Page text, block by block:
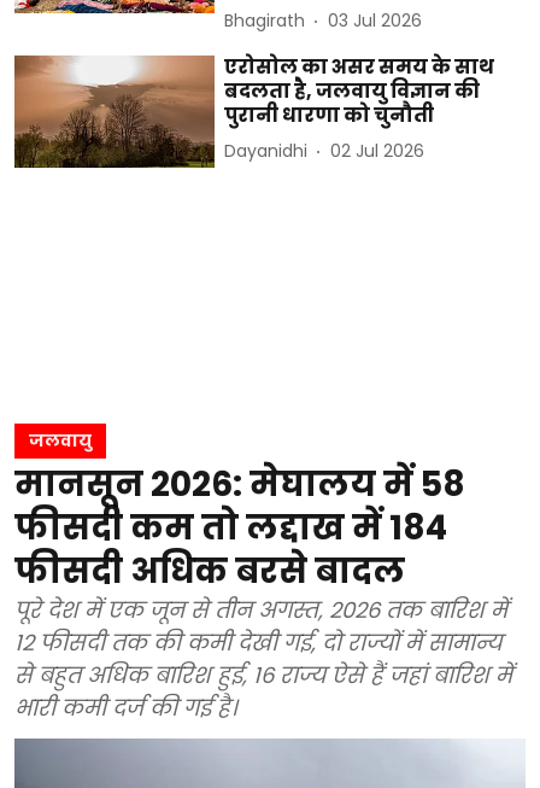
Bhagirath 03 Jul 2026
एरोसोल का असर समय के साथ
बदलता है, जलवायु विज्ञान की
पुरानी धारणा को चुनौती
Dayanidhi 02 Jul 2026
जलवायु
मानसून 2026: मेघालय में 58
फीसदी कम तो लद्दाख में 184
फीसदी अधिक बरसे बादल
पूरे देश में एक जून से तीन अगस्त, 2026 तक बारिश में
12 फीसदी तक की कमी देखी गई, दो राज्यों में सामान्य
से बहुत अधिक बारिश हुई, 16 राज्य ऐसे हैं जहां बारिश में
भारी कमी दर्ज की गई है।